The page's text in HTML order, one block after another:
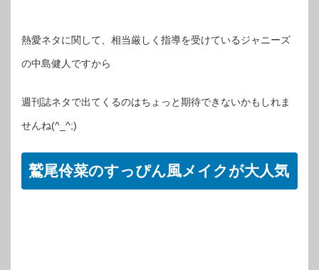
熱愛ネタに関して、相当厳しく指導を受けているジャニーズ
の中島健人ですから
週刊誌ネタで出てくるのはちょっと期待できないかもしれま
せんね(^_^;)
鷲尾伶菜のすっぴん風メイクが大人気